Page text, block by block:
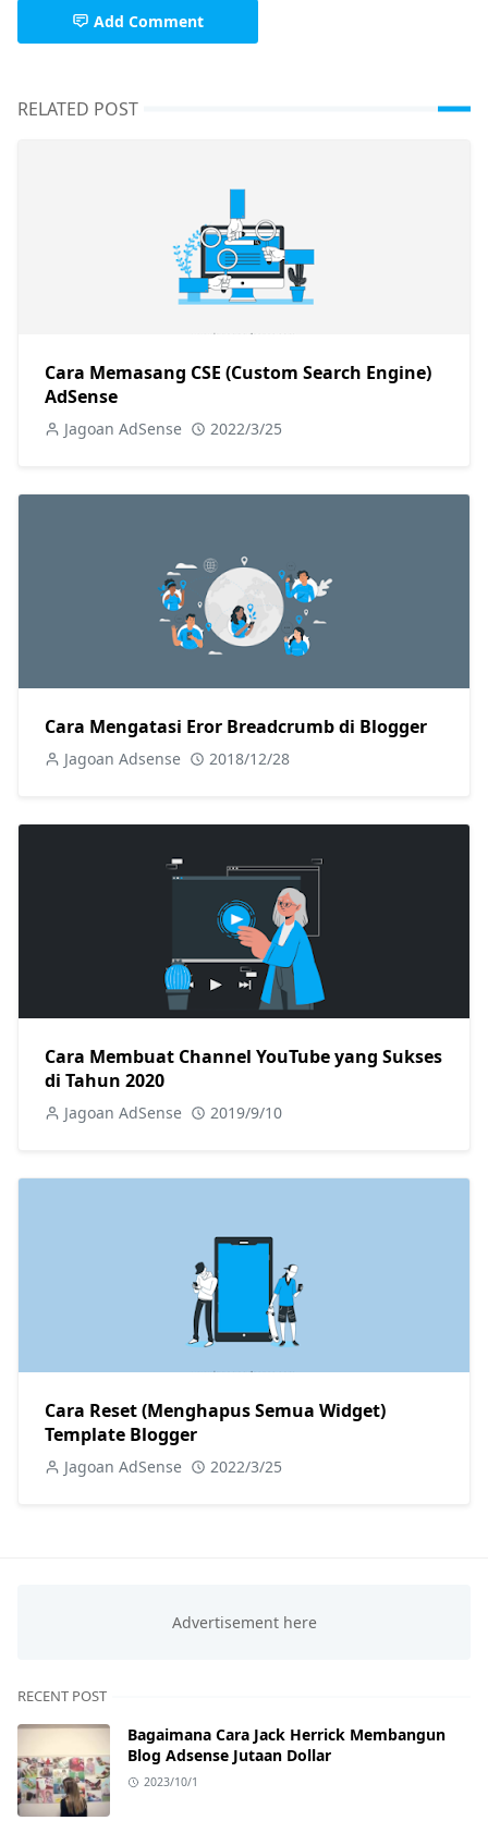
Add Comment
RELATED POST
Cara Memasang CSE (Custom Search Engine)
AdSense
Jagoan AdSense 2022/3/25
Cara Mengatasi Eror Breadcrumb di Blogger
Jagoan Adsense 2018/12/28
Cara Membuat Channel YouTube yang Sukses
di Tahun 2020
Jagoan AdSense 2019/9/10
Cara Reset (Menghapus Semua Widget)
Template Blogger
Jagoan AdSense 2022/3/25
RECENT POST
Bagaimana Cara Jack Herrick Membangun
Blog Adsense Jutaan Dollar
2023/10/1